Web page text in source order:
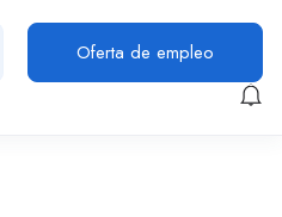
Oferta de empleo